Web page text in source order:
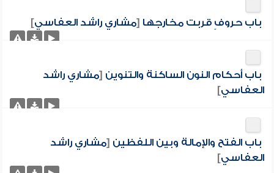
باب حروفٍ قربت مخارجها [مشاري راشد العفاسي]
باب أحكام النون الساكنة والتنوين [مشاري راشد
العفاسي]
باب الفتح والإمالة وبين اللفظين [مشاري راشد
العفاسي]